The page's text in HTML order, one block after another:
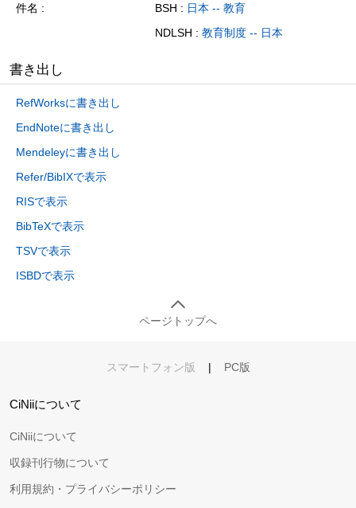
件名 BSH : 日本 -- 教育
NDLSH : 教育制度 -- 日本
書き出し
RefWorksに書き出し
EndNoteに書き出し
Mendeleyに書き出し
Refer/BibIXで表示
RISで表示
BibTeXで表示
TSVで表示
ISBDで表示
ページトップへ
スマートフォン版 | PC版
CiNiiについて
CiNiiについて
収録刊行物について
利用規約・プライバシーポリシー